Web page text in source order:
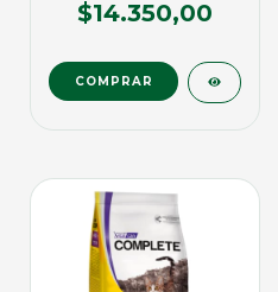
$14.350,00